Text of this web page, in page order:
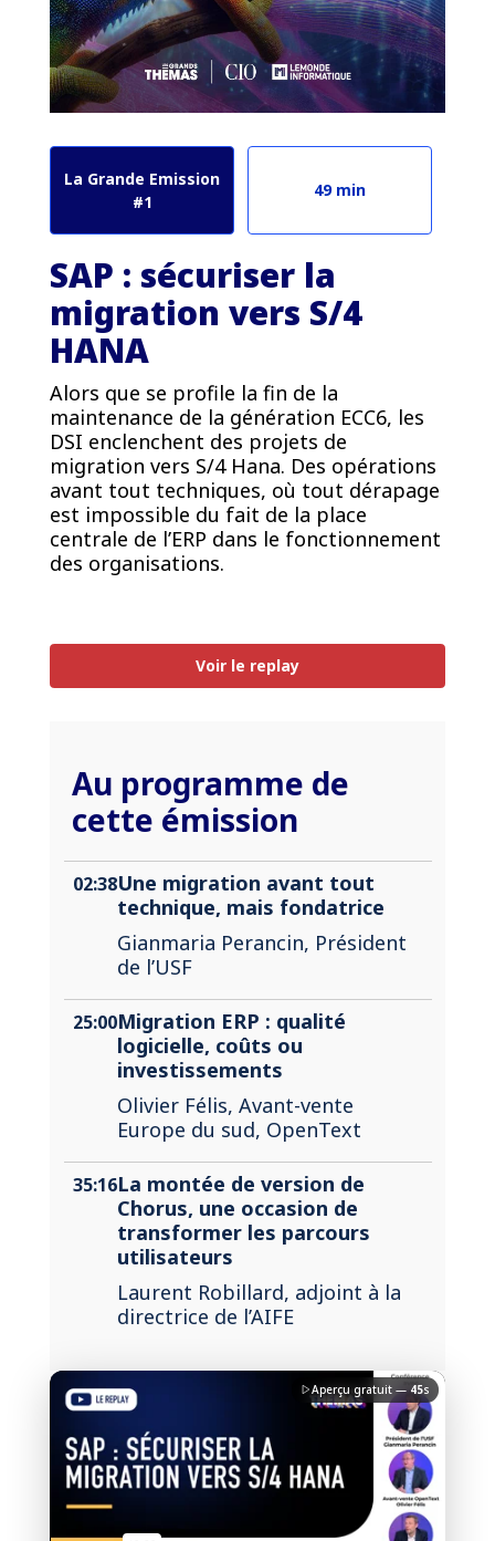
La Grande Emission
#1
49 min
SAP : sécuriser la
migration vers S/4
HANA
Alors que se profile la fin de la
maintenance de la génération ECC6, les
DSI enclenchent des projets de
migration vers S/4 Hana. Des opérations
avant tout techniques, où tout dérapage
est impossible du fait de la place
centrale de l’ERP dans le fonctionnement
des organisations.
Voir le replay
Au programme de
cette émission
02:38Une migration avant tout
technique, mais fondatrice
Gianmaria Perancin, Président
de l’USF
25:00Migration ERP : qualité
logicielle, coûts ou
investissements
Olivier Félis, Avant-vente
Europe du sud, OpenText
35:16La montée de version de
Chorus, une occasion de
transformer les parcours
utilisateurs
Laurent Robillard, adjoint à la
directrice de l’AIFE
Aperçu gratuit — 45s
PREMIUM
J'accepte la
du Monde